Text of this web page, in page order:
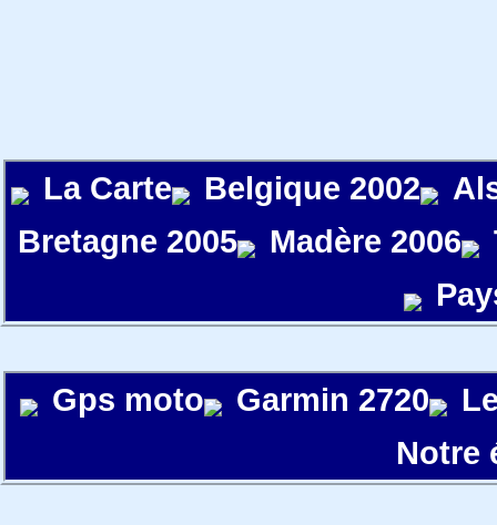
La Carte Belgique 2002
Bretagne 2005
Madère 2006
Gps moto Garmin 2720
Notre